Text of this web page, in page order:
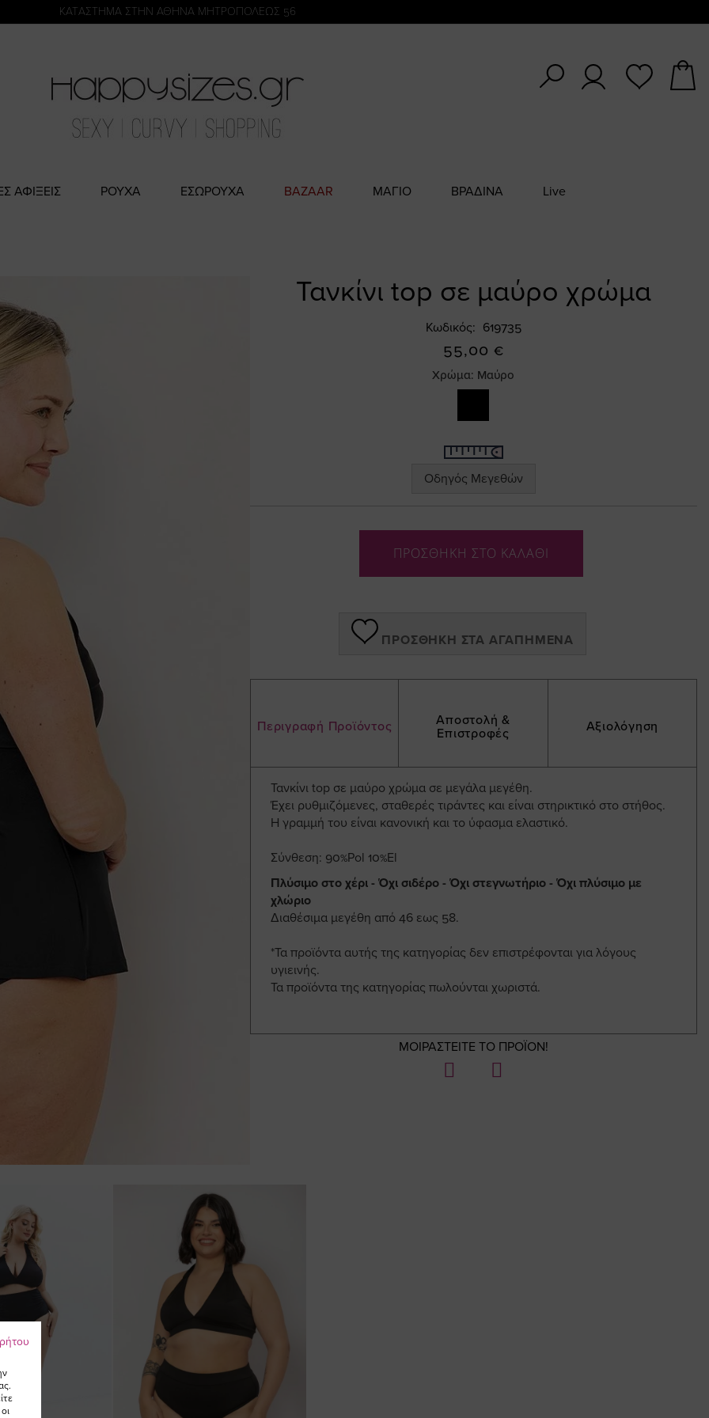
KATΑΣΤΗΜΑ ΣΤΗΝ ΑΘΗΝΑ ΜΗΤΡΟΠΟΛΕΩΣ 56
ΑΦΙΞΕΙΣ ΡΟΥΧΑ ΕΣΩΡΟΥΧΑ BAZAAR ΜΑΓΙΟ ΒΡΑΔΙΝΑ Live
Τανκίνι top σε μαύρο χρώμα
Κωδικός 619735
55,00 €
Χρώμα: Μαύρο
Οδηγός Μεγεθών
ΠΡΟΣΘΗΚΗ ΣΤΟ ΚΑΛΑΘΙ
ΠΡΟΣΘΉΚΗ ΣΤΑ ΑΓΑΠΗΜΈΝΑ
Περιγραφή Προϊόντος
Αποστολή &
Επιστροφές
Αξιολόγηση
Τανκίνι top σε μαύρο χρώμα σε μεγάλα μεγέθη.
Έχει ρυθμιζόμενες, σταθερές τιράντες και είναι στηρικτικό στο στήθος.
Η γραμμή του είναι κανονική και το ύφασμα ελαστικό.
Σύνθεση: 90%Pol 10%El
Πλύσιμο στο χέρι - Όχι σιδέρο - Όχι στεγνωτήριο - Όχι πλύσιμο με
χλώριο
Διαθέσιμα μεγέθη από 46 εως 58.
*Τα προϊόντα αυτής της κατηγορίας δεν επιστρέφονται για λόγους
υγιεινής.
Τα προϊόντα της κατηγορίας πωλούνται χωριστά.
ΜΟΙΡΑΣΤΕΙΤΕ ΤΟ ΠΡΟΪΟΝ!